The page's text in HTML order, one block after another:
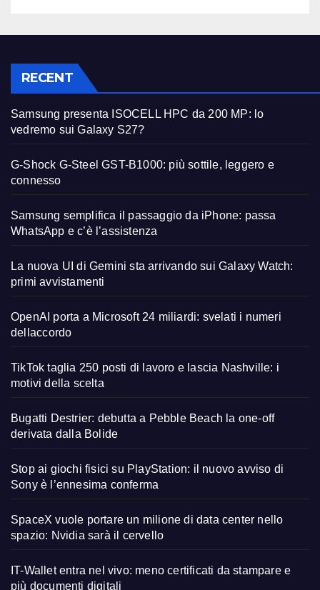
RECENT
Samsung presenta ISOCELL HPC da 200 MP: lo
vedremo sui Galaxy S27?
G-Shock G-Steel GST-B1000: più sottile, leggero e
connesso
Samsung semplifica il passaggio da iPhone: passa
WhatsApp e c’è l’assistenza
La nuova UI di Gemini sta arrivando sui Galaxy Watch:
primi avvistamenti
OpenAI porta a Microsoft 24 miliardi: svelati i numeri
dellaccordo
TikTok taglia 250 posti di lavoro e lascia Nashville: i
motivi della scelta
Bugatti Destrier: debutta a Pebble Beach la one-off
derivata dalla Bolide
Stop ai giochi fisici su PlayStation: il nuovo avviso di
Sony è l’ennesima conferma
SpaceX vuole portare un milione di data center nello
spazio: Nvidia sarà il cervello
IT-Wallet entra nel vivo: meno certificati da stampare e
più documenti digitali